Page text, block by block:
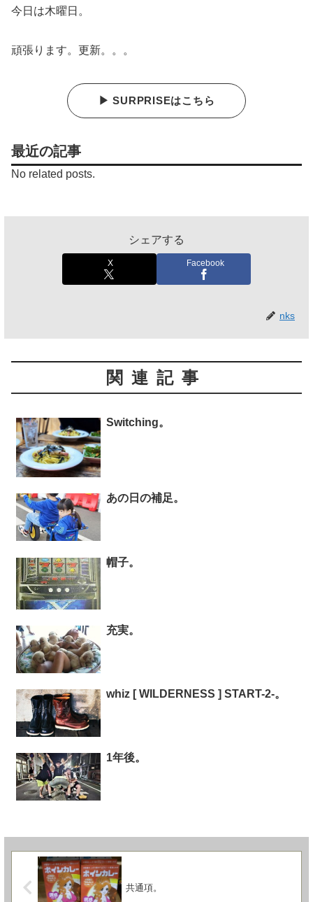
今日は木曜日。
頑張ります。更新。。。
▶ SURPRISEはこちら
最近の記事
No related posts.
シェアする
X Facebook
nks
関連記事
Switching。
あの日の補足。
帽子。
充実。
whiz [ WILDERNESS ] START-2-。
1年後。
共通項。